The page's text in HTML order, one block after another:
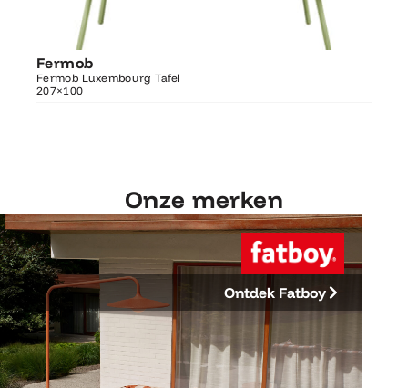
Fermob
Fermob Luxembourg Tafel
207×100Luxembourg Tafel 207×100
Onze merken
Ontdek Fatboy